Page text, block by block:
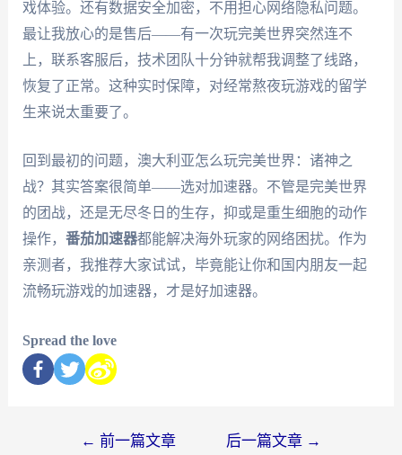
戏体验。还有数据安全加密，不用担心网络隐私问题。
最让我放心的是售后——有一次玩完美世界突然连不
上，联系客服后，技术团队十分钟就帮我调整了线路，
恢复了正常。这种实时保障，对经常熬夜玩游戏的留学
生来说太重要了。
回到最初的问题，澳大利亚怎么玩完美世界：诸神之
战？其实答案很简单——选对加速器。不管是完美世界
的团战，还是无尽冬日的生存，抑或是重生细胞的动作
操作， 番茄加速器都能解决海外玩家的网络困扰。作为
亲测者，我推荐大家试试，毕竟能让你和国内朋友一起
流畅玩游戏的加速器，才是好加速器。
Spread the love
← 前一篇文章 后一篇文章 →